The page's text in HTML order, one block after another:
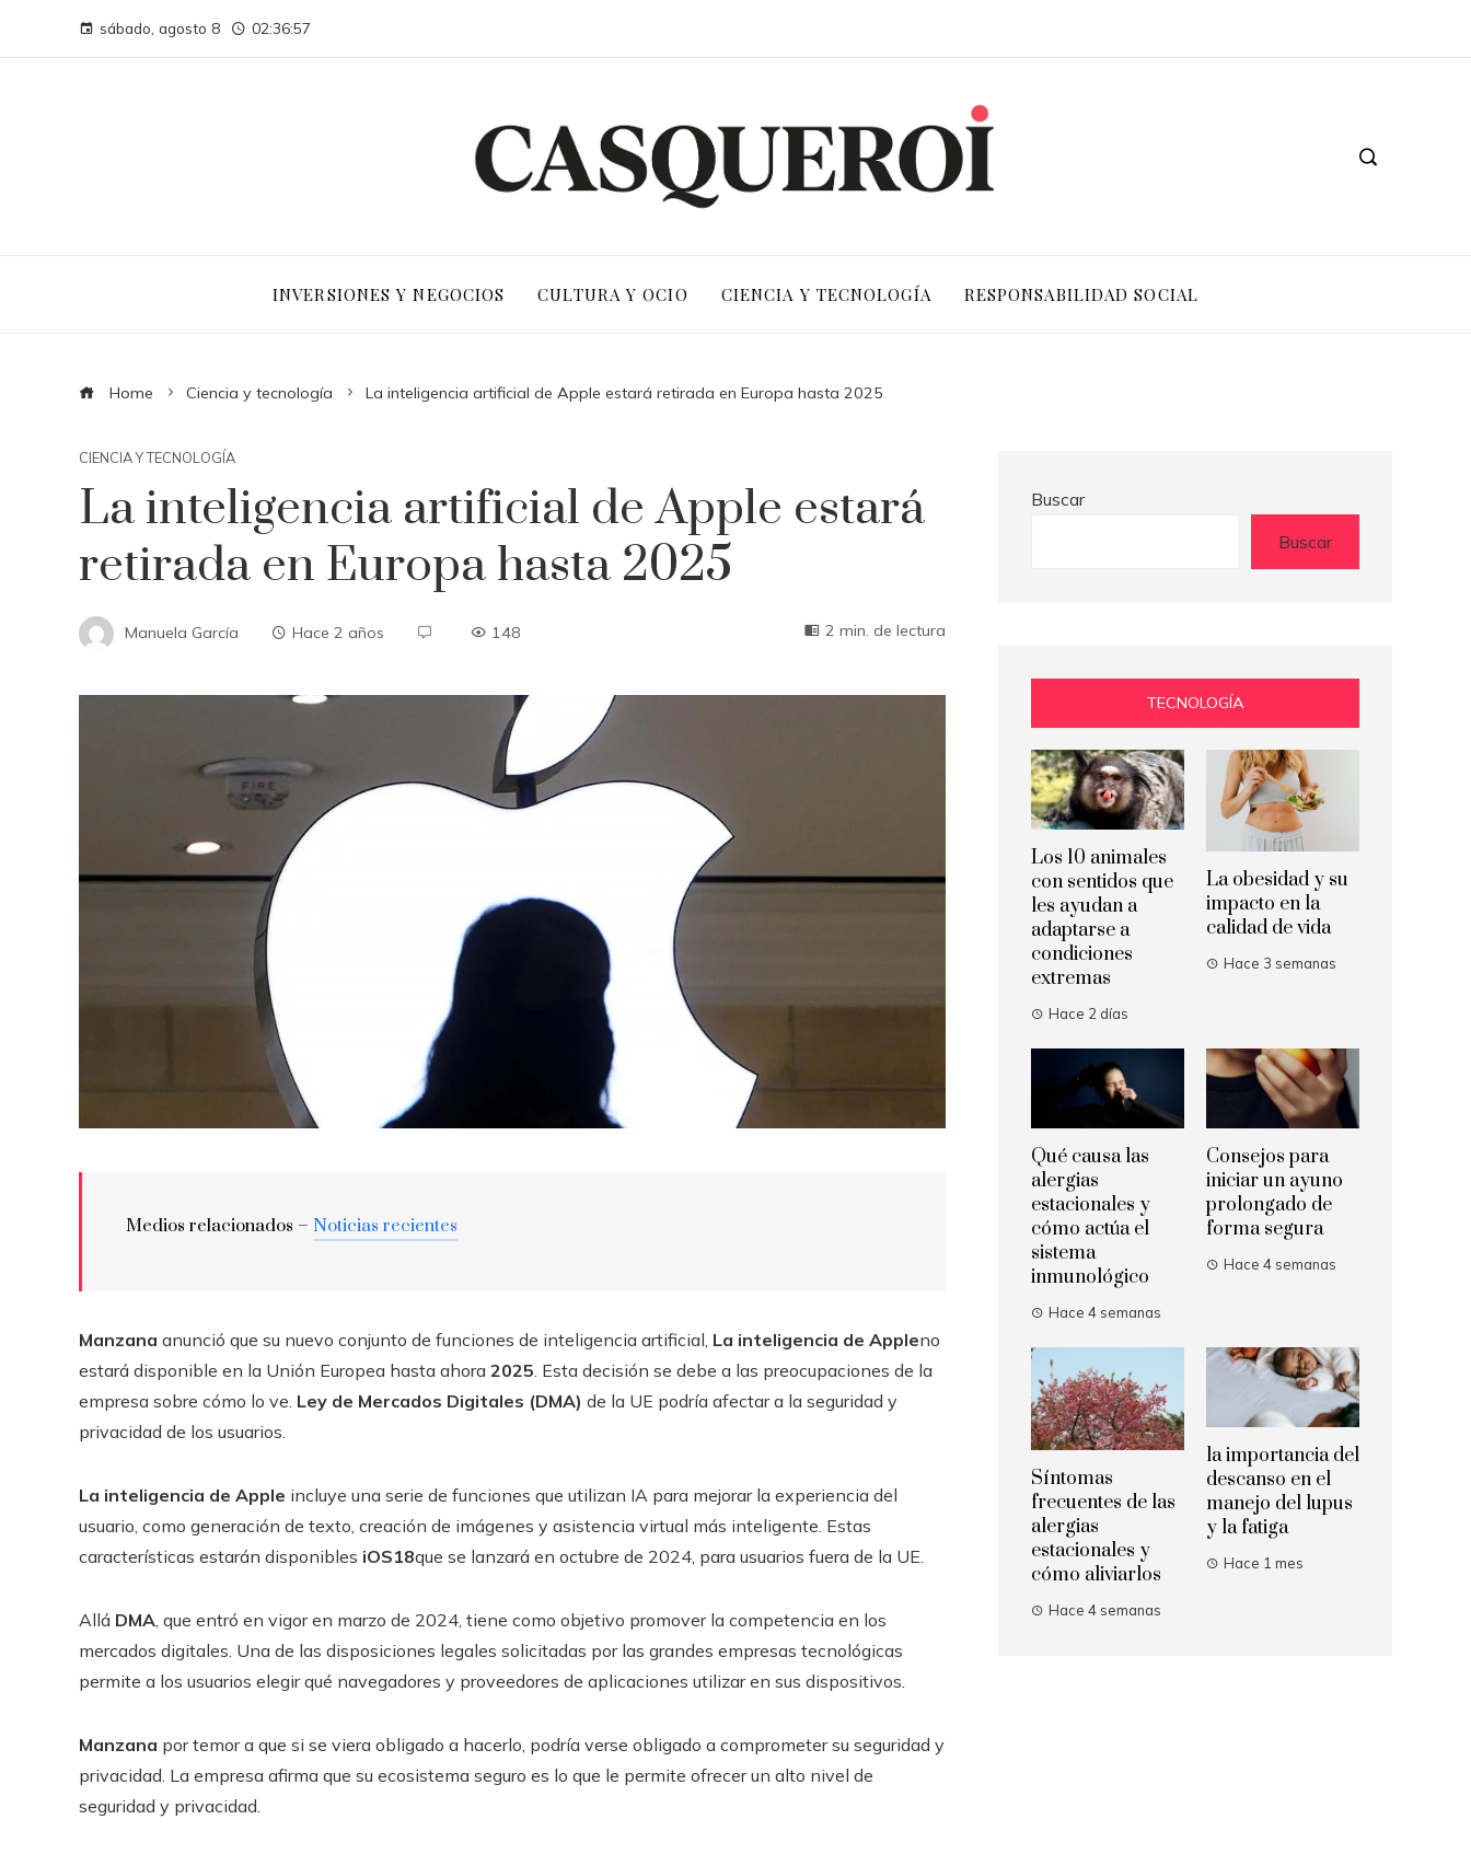
sábado, agosto 8 02:36:58
INVERSIONES Y NEGOCIOS CULTURA Y OCIO CIENCIA Y TECNOLOGÍA RESPONSABILIDAD SOCIAL
Home Ciencia y tecnología La inteligencia artificial de Apple estará retirada en Europa hasta 2025
CIENCIA Y TECNOLOGÍA
La inteligencia artificial de Apple estará
retirada en Europa hasta 2025
Manuela García Hace 2 años 148 2 min. de lectura
Medios relacionados – Noticias recientes
Manzana anunció que su nuevo conjunto de funciones de inteligencia artificial, La inteligencia de Appleno
estará disponible en la Unión Europea hasta ahora 2025. Esta decisión se debe a las preocupaciones de la
empresa sobre cómo lo ve. Ley de Mercados Digitales (DMA) de la UE podría afectar a la seguridad y
privacidad de los usuarios.
La inteligencia de Apple incluye una serie de funciones que utilizan IA para mejorar la experiencia del
usuario, como generación de texto, creación de imágenes y asistencia virtual más inteligente. Estas
características estarán disponibles iOS18que se lanzará en octubre de 2024, para usuarios fuera de la UE.
Allá DMA, que entró en vigor en marzo de 2024, tiene como objetivo promover la competencia en los
mercados digitales. Una de las disposiciones legales solicitadas por las grandes empresas tecnológicas
permite a los usuarios elegir qué navegadores y proveedores de aplicaciones utilizar en sus dispositivos.
Manzana por temor a que si se viera obligado a hacerlo, podría verse obligado a comprometer su seguridad y
privacidad. La empresa afirma que su ecosistema seguro es lo que le permite ofrecer un alto nivel de
seguridad y privacidad.
Buscar
Buscar
TECNOLOGÍA
Los 10 animales
con sentidos que
les ayudan a
adaptarse a
condiciones
extremas
Hace 2 días
La obesidad y su
impacto en la
calidad de vida
Hace 3 semanas
Qué causa las
alergias
estacionales y
cómo actúa el
sistema
inmunológico
Hace 4 semanas
Consejos para
iniciar un ayuno
prolongado de
forma segura
Hace 4 semanas
Síntomas
frecuentes de las
alergias
estacionales y
cómo aliviarlos
Hace 4 semanas
la importancia del
descanso en el
manejo del lupus
y la fatiga
Hace 1 mes